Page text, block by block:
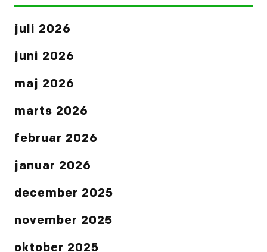
juli 2026
juni 2026
maj 2026
marts 2026
februar 2026
januar 2026
december 2025
november 2025
oktober 2025